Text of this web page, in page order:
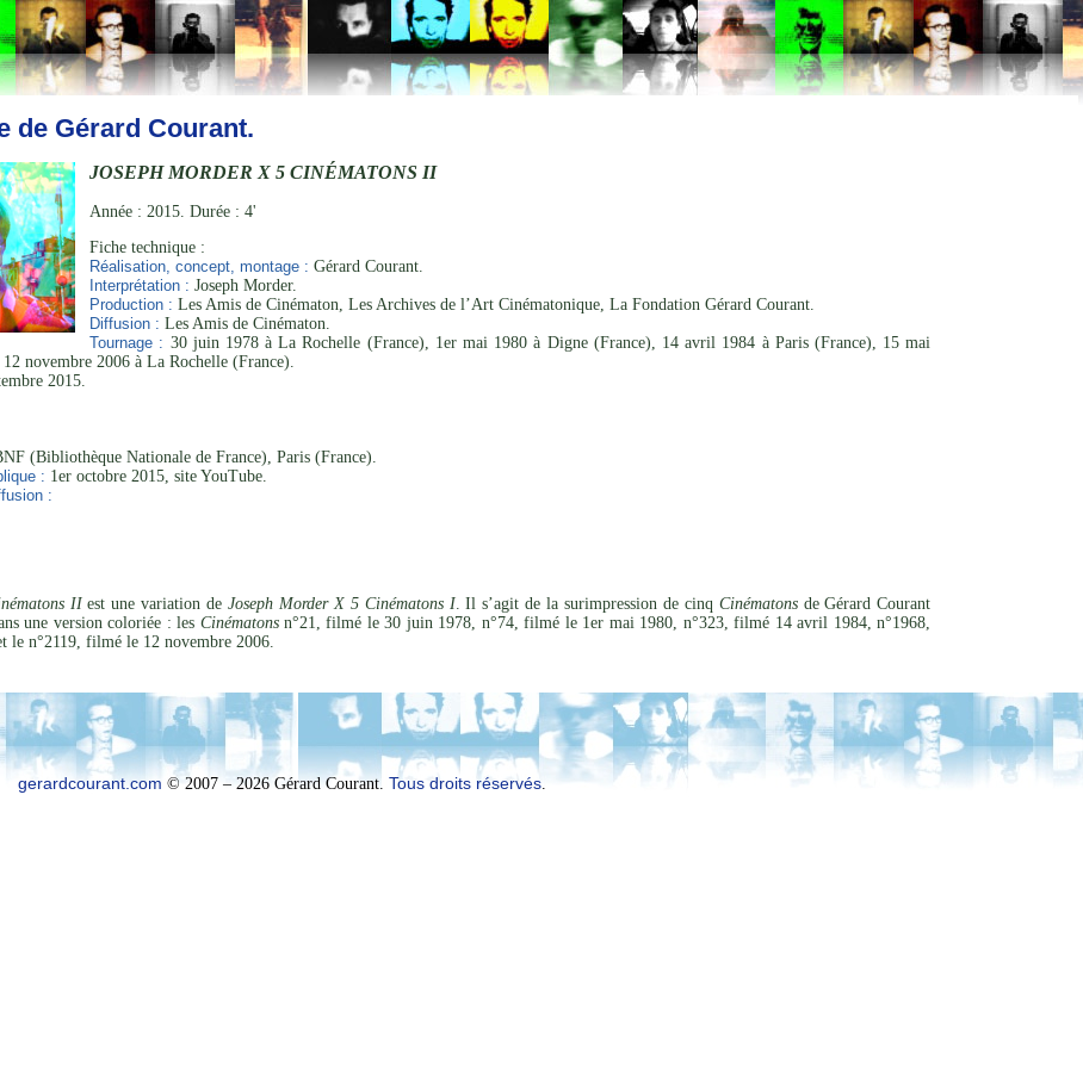
de Gérard Courant.
JOSEPH MORDER X 5 CINÉMATONS II
Année : 2015. Durée : 4'
Fiche technique :
Réalisation, concept, montage : Gérard Courant.
Interprétation : Joseph Morder.
Production : Les Amis de Cinématon, Les Archives de l’Art Cinématonique, La Fondation Gérard Courant.
Diffusion : Les Amis de Cinématon.
Tournage : 30 juin 1978 à La Rochelle (France), 1er mai 1980 à Digne (France), 14 avril 1984 à Paris (France), 15 mai
novembre 2006 à La Rochelle (France).
2015.
(Bibliothèque Nationale de France), Paris (France).
: 1er octobre 2015, site YouTube.
:
IIest une variation deJoseph Morder X 5 Cinématons I. Il s’agit de la surimpression de cinq Cinématonsde Gérard Courant
une version coloriée : les Cinématonsn°21, filmé le 30 juin 1978, n°74, filmé le 1er mai 1980, n°323, filmé 14 avril 1984, n°1968,
le n°2119, filmé le 12 novembre 2006.
gerardcourant.com © 2007 – 2026 Gérard Courant. Tous droits réservés.